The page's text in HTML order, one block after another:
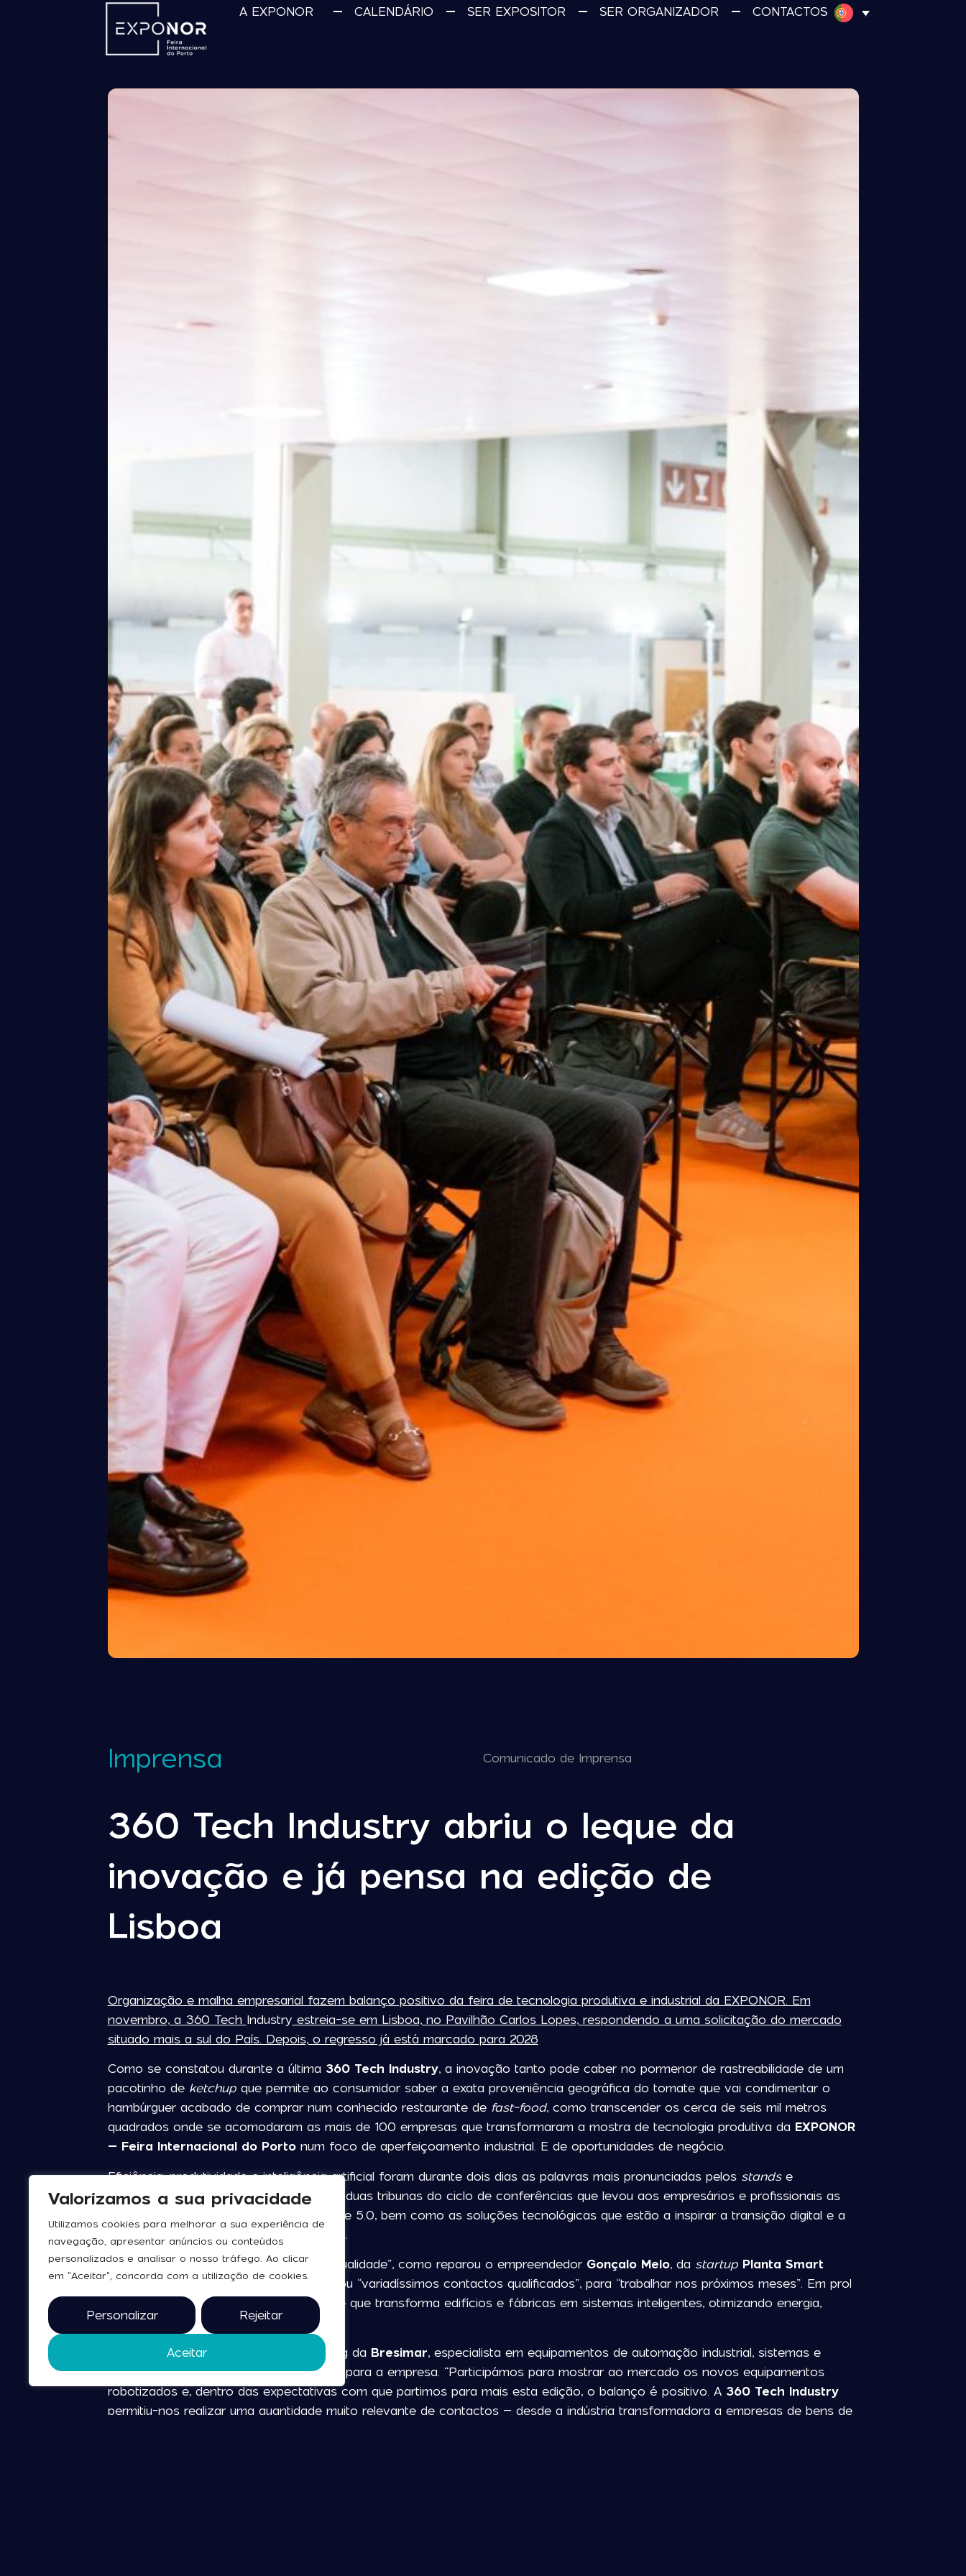
Valorizamos a sua privacidade
Utilizamos cookies para melhorar a sua experiência de
navegação, apresentar anúncios ou conteúdos
personalizados e analisar o nosso tráfego. Ao clicar
em "Aceitar", concorda com a utilização de cookies.
Personalizar Rejeitar
Aceitar
A EXPONOR CALENDÁRIO SER EXPOSITOR SER ORGANIZADOR CONTACTOS
Imprensa Comunicado de Imprensa
360 Tech Industry abriu o leque da
inovação e já pensa na edição de
Lisboa
Organização e malha empresarial fazem balanço positivo da feira de tecnologia produtiva e industrial da EXPONOR. Em
novembro, a 360 Tech Industry estreia-se em Lisboa, no Pavilhão Carlos Lopes, respondendo a uma solicitação do mercado
situado mais a sul do País. Depois, o regresso já está marcado para 2028
Como se constatou durante a última 360 Tech Industry, a inovação tanto pode caber no pormenor de rastreabilidade de um
pacotinho de ketchupque permite ao consumidor saber a exata proveniência geográfica do tomate que vai condimentar o
hambúrguer acabado de comprar num conhecido restaurante de fast-food, como transcender os cerca de seis mil metros
quadrados onde se acomodaram as mais de 100 empresas que transformaram a mostra de tecnologia produtiva da EXPONOR
– Feira Internacional do Portonum foco de aperfeiçoamento industrial. E de oportunidades de negócio.
Eficiência, produtividade e inteligência artificial foram durante dois dias as palavras mais pronunciadas pelos standse
corredores da mostra. E igualmente nas duas tribunas do ciclo de conferências que levou aos empresários e profissionais as
tendências emergentes da Indústria 4.0 e 5.0, bem como as soluções tecnológicas que estão a inspirar a transição digital e a
sustentabilidade ambiental nas empresas.
Para trás ficou uma feira de “altíssima qualidade”, como reparou o empreendedor Gonçalo Melo, da startup Planta Smart
Homes , a quem a exposição providenciou “variadíssimos contactos qualificados”, para “trabalhar nos próximos meses”. Em prol
do sistema operativo que desenvolveu e que transforma edifícios e fábricas em sistemas inteligentes, otimizando energia,
operações e eficiência em tempo real.
Hugo Almeida , diretor de marketing da Bresimar, especialista em equipamentos de automação industrial, sistemas e
soluções,a feira correu igualmente bem para a empresa. “Participámos para mostrar ao mercado os novos equipamentos
robotizados e, dentro das expectativas com que partimos para mais esta edição, o balanço é positivo. A 360 Tech Industry
permitiu-nos realizar uma quantidade muito relevante de contactos – desde a indústria transformadora a empresas de bens de